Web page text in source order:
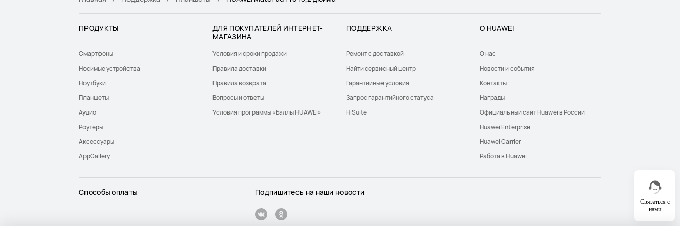
Связаться с
нами
ПРОДУКТЫ
Смартфоны
Носимые устройства
Ноутбуки
Планшеты
Аудио
Роутеры
Аксессуары
AppGallery
ДЛЯ ПОКУПАТЕЛЕЙ ИНТЕРНЕТ-
МАГАЗИНА
Условия и сроки продажи
Правила доставки
Правила возврата
Вопросы и ответы
Условия программы «Баллы HUAWEI»
ПОДДЕРЖКА
Ремонт с доставкой
Найти сервисный центр
Гарантийные условия
Запрос гарантийного статуса
HiSuite
О HUAWEI
О нас
Новости и события
Контакты
Награды
Официальный сайт Huawei в России
Huawei Enterprise
Huawei Carrier
Работа в Huawei
Способы оплаты Подпишитесь на наши новости